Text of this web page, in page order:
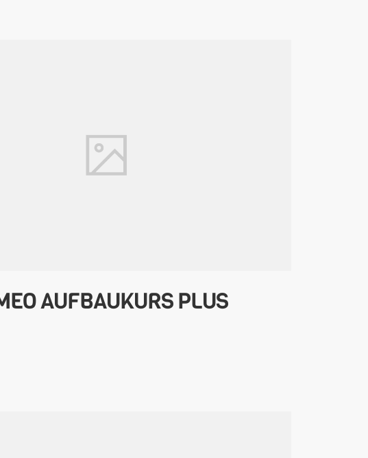
AUFBAUKURS PLUS